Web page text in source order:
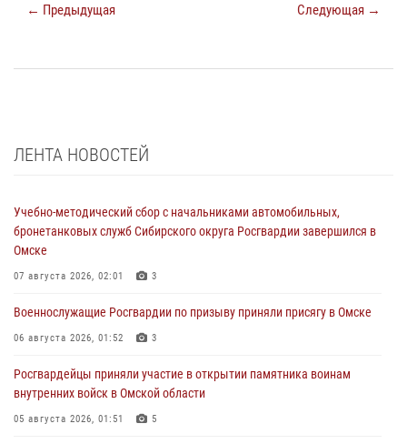
← Предыдущая Следующая →
ЛЕНТА НОВОСТЕЙ
Учебно-методический сбор с начальниками автомобильных,
бронетанковых служб Сибирского округа Росгвардии завершился в
Омске
07 августа 2026, 02:01 3
Военнослужащие Росгвардии по призыву приняли присягу в Омске
06 августа 2026, 01:52 3
Росгвардейцы приняли участие в открытии памятника воинам
внутренних войск в Омской области
05 августа 2026, 01:51 5